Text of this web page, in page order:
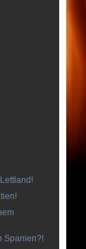
Spanien?!